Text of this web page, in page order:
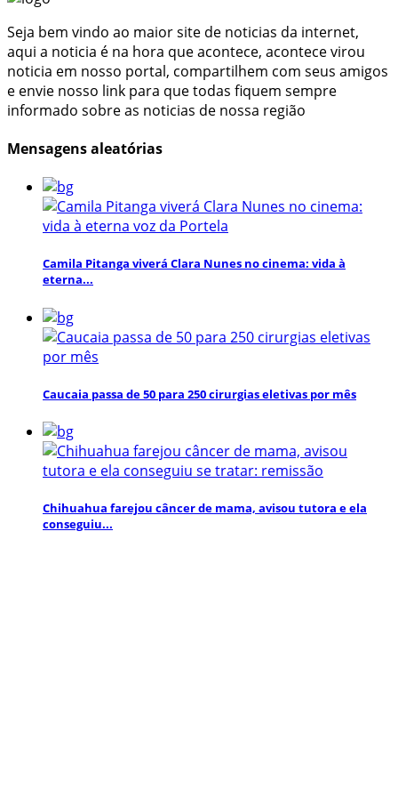
Seja bem vindo ao maior site de noticias da internet,
aqui a noticia é na hora que acontece, acontece virou
noticia em nosso portal, compartilhem com seus amigos
e envie nosso link para que todas fiquem sempre
informado sobre as noticias de nossa região
Mensagens aleatórias
Camila Pitanga viverá Clara Nunes no cinema: vida à
eterna...
Caucaia passa de 50 para 250 cirurgias eletivas por mês
Chihuahua farejou câncer de mama, avisou tutora e ela
conseguiu...